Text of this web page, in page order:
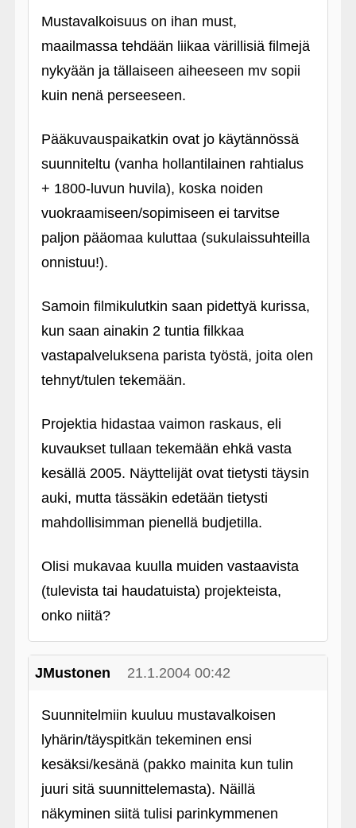
Mustavalkoisuus on ihan must,
maailmassa tehdään liikaa värillisiä filmejä
nykyään ja tällaiseen aiheeseen mv sopii
kuin nenä perseeseen.
Pääkuvauspaikatkin ovat jo käytännössä
suunniteltu (vanha hollantilainen rahtialus
+ 1800-luvun huvila), koska noiden
vuokraamiseen/sopimiseen ei tarvitse
paljon pääomaa kuluttaa (sukulaissuhteilla
onnistuu!).
Samoin filmikulutkin saan pidettyä kurissa,
kun saan ainakin 2 tuntia filkkaa
vastapalveluksena parista työstä, joita olen
tehnyt/tulen tekemään.
Projektia hidastaa vaimon raskaus, eli
kuvaukset tullaan tekemään ehkä vasta
kesällä 2005. Näyttelijät ovat tietysti täysin
auki, mutta tässäkin edetään tietysti
mahdollisimman pienellä budjetilla.
Olisi mukavaa kuulla muiden vastaavista
(tulevista tai haudatuista) projekteista,
onko niitä?
JMustonen 21.1.2004 00:42
Suunnitelmiin kuuluu mustavalkoisen
lyhärin/täyspitkän tekeminen ensi
kesäksi/kesänä (pakko mainita kun tulin
juuri sitä suunnittelemasta). Näillä
näkyminen siitä tulisi parinkymmenen